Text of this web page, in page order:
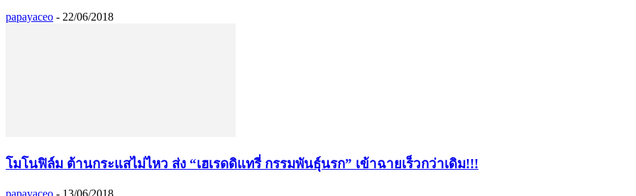
papayaceo - 22/06/2018
โมโนฟิล์ม ต้านกระแสไม่ไหว ส่ง “เฮเรดดิแทรี่ กรรมพันธุ์นรก” เข้าฉายเร็วกว่าเดิม!!!
papayaceo - 13/06/2018